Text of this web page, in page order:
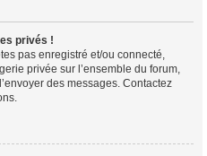
privés !
pas enregistré et/ou connecté,
privée sur l’ensemble du forum,
des messages. Contactez